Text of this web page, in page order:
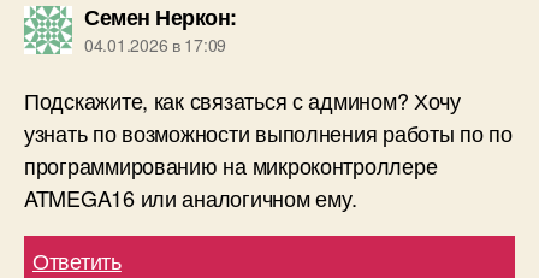
Семен Неркон:
04.01.2026 в 17:09
Подскажите, как связаться с админом? Хочу
узнать по возможности выполнения работы по по
программированию на микроконтроллере
ATMEGA16 или аналогичном ему.
Ответить